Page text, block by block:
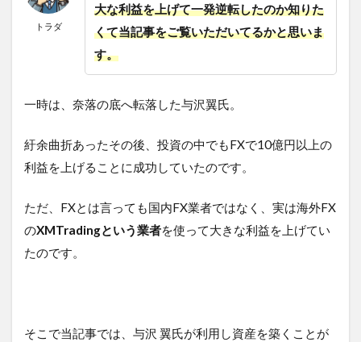
トラダ
大な利益を上げて一発逆転したのか知りた
くて当記事をご覧いただいてるかと思いま
す。
一時は、奈落の底へ転落した与沢翼氏。
紆余曲折あったその後、投資の中でもFXで10億円以上の
利益を上げることに成功していたのです。
ただ、FXとは言っても国内FX業者ではなく、実は海外FX
のXMTradingという業者を使って大きな利益を上げてい
たのです。
そこで当記事では、与沢 翼氏が利用し資産を築くことが